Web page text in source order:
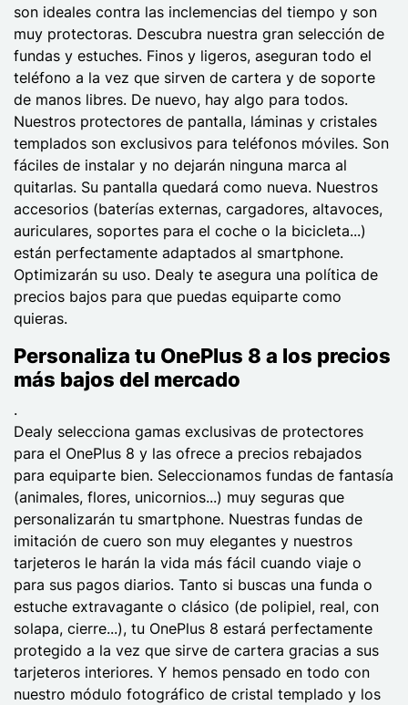
son ideales contra las inclemencias del tiempo y son
muy protectoras. Descubra nuestra gran selección de
fundas y estuches. Finos y ligeros, aseguran todo el
teléfono a la vez que sirven de cartera y de soporte
de manos libres. De nuevo, hay algo para todos.
Nuestros protectores de pantalla, láminas y cristales
templados son exclusivos para teléfonos móviles. Son
fáciles de instalar y no dejarán ninguna marca al
quitarlas. Su pantalla quedará como nueva. Nuestros
accesorios (baterías externas, cargadores, altavoces,
auriculares, soportes para el coche o la bicicleta...)
están perfectamente adaptados al smartphone.
Optimizarán su uso. Dealy te asegura una política de
precios bajos para que puedas equiparte como
quieras.
Personaliza tu OnePlus 8 a los precios
más bajos del mercado
.
Dealy selecciona gamas exclusivas de protectores
para el OnePlus 8 y las ofrece a precios rebajados
para equiparte bien. Seleccionamos fundas de fantasía
(animales, flores, unicornios...) muy seguras que
personalizarán tu smartphone. Nuestras fundas de
imitación de cuero son muy elegantes y nuestros
tarjeteros le harán la vida más fácil cuando viaje o
para sus pagos diarios. Tanto si buscas una funda o
estuche extravagante o clásico (de polipiel, real, con
solapa, cierre...), tu OnePlus 8 estará perfectamente
protegido a la vez que sirve de cartera gracias a sus
tarjeteros interiores. Y hemos pensado en todo con
nuestro módulo fotográfico de cristal templado y los